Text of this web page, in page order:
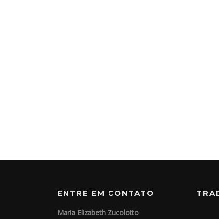
ENTRE EM CONTATO
Maria Elizabeth Zucolotto